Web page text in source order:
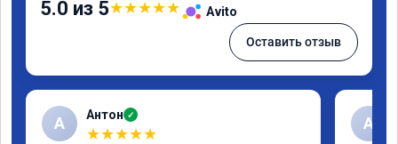
5.0 из 5★★★★★ Avito
Оставить отзыв
А Антон ✓
★★★★★
A